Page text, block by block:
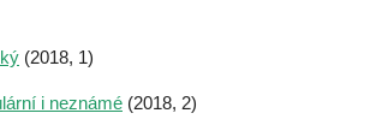
(2018, 1)
i neznámé (2018, 2)